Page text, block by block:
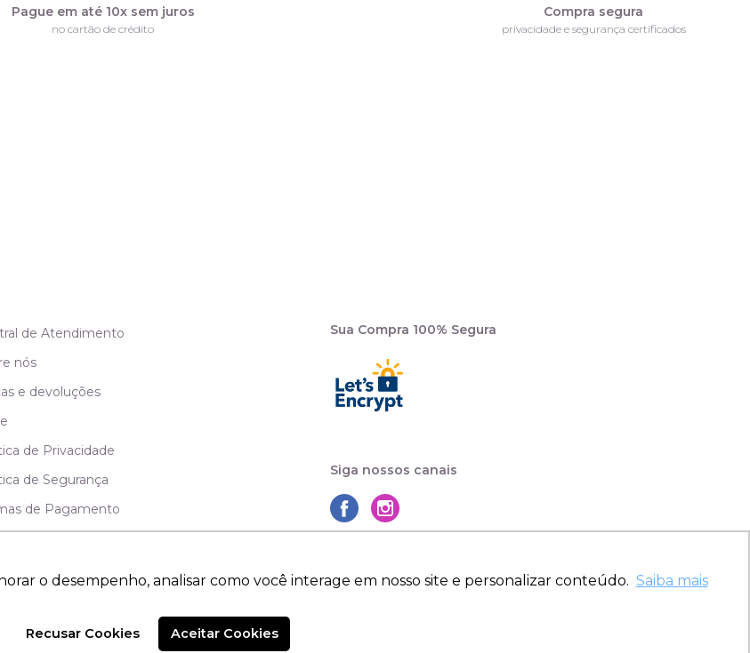
o desempenho, analisar como você interage em nosso site e personalizar conteúdo. Saiba mais
Recusar Cookies Aceitar Cookies
Pague em até 10x sem juros
no cartão de crédito
Compra segura
privacidade e segurança certificados
de Atendimento
nós
e devoluções
de Privacidade
de Segurança
de Pagamento
Sua Compra 100% Segura
Siga nossos canais